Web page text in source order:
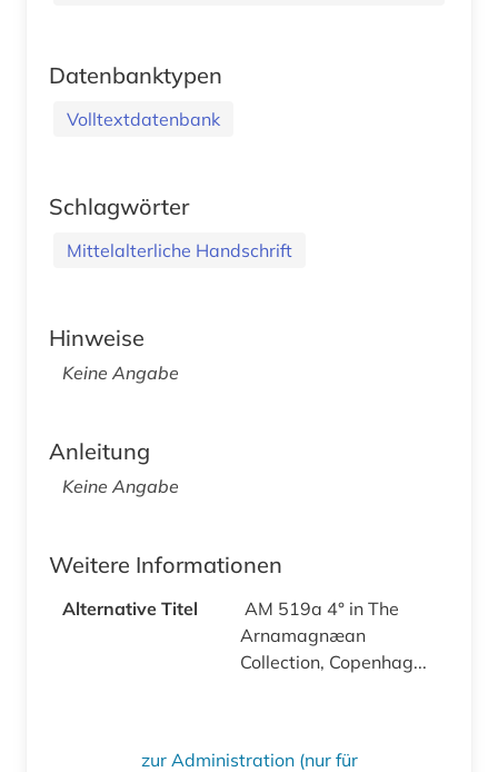
Datenbanktypen
Volltextdatenbank
Schlagwörter
Mittelalterliche Handschrift
Hinweise
Keine Angabe
Anleitung
Keine Angabe
Weitere Informationen
Alternative Titel
AM 519a 4° in The
Arnamagnæan
Collection, Copenhag...
zur Administration (nur für